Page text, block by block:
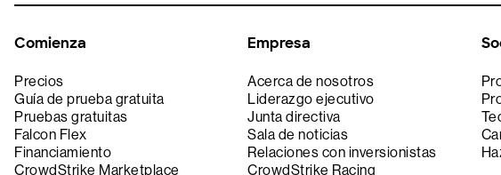
Comienza
Precios
Guía de prueba gratuita
Pruebas gratuitas
Falcon Flex
Financiamiento
CrowdStrike Marketplace
Empresa
Acerca de nosotros
Liderazgo ejecutivo
Junta directiva
Sala de noticias
Relaciones con inversionistas
CrowdStrike Racing